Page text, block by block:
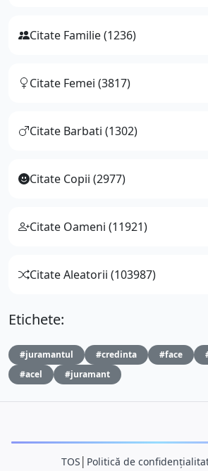
Citate Familie (1236)
Citate Femei (3817)
Citate Barbati (1302)
Citate Copii (2977)
Citate Oameni (11921)
Citate Aleatorii (103987)
Etichete:
#juramantul #credinta #face
#acel
#juramant
TOS Politică de